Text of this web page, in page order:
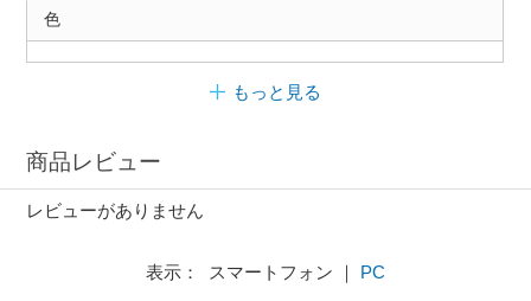
色
もっと見る
商品レビュー
レビューがありません
表示： スマートフォン ｜ PC